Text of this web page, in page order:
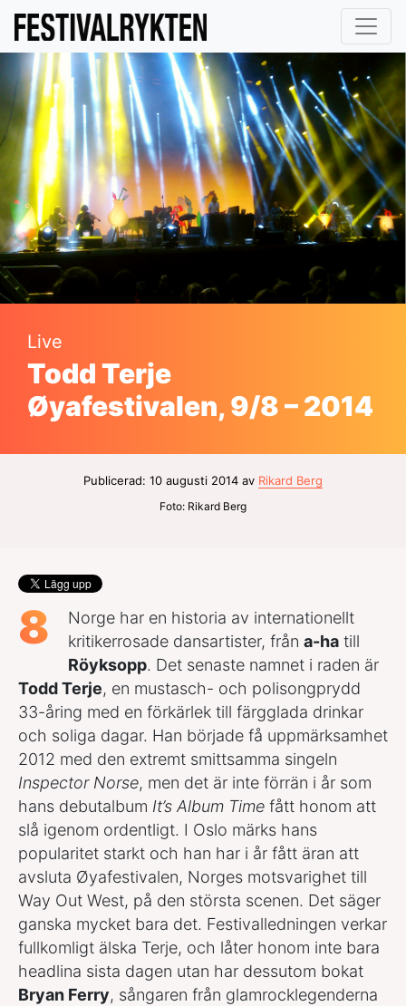
Live
Todd Terje
Øyafestivalen, 9/8 – 2014
Publicerad: 10 augusti 2014 av Rikard Berg
Foto: Rikard Berg
8
Norge har en historia av internationellt
kritikerrosade dansartister, från a-ha till
Röyksopp. Det senaste namnet i raden är
Todd Terje, en mustasch- och polisongprydd
33-åring med en förkärlek till färgglada drinkar
och soliga dagar. Han började få uppmärksamhet
2012 med den extremt smittsamma singeln
Inspector Norse, men det är inte förrän i år som
hans debutalbum It’s Album Time fått honom att
slå igenom ordentligt. I Oslo märks hans
popularitet starkt och han har i år fått äran att
avsluta Øyafestivalen, Norges motsvarighet till
Way Out West, på den största scenen. Det säger
ganska mycket bara det. Festivalledningen verkar
fullkomligt älska Terje, och låter honom inte bara
headlina sista dagen utan har dessutom bokat
Bryan Ferry, sångaren från glamrocklegenderna